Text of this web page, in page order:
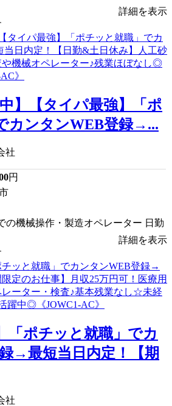
詳細を表示
中】【タイパ最強】「ポ
カンタンWEB登録→...
社
円
の機械操作・製造オペレーター 日勤
詳細を表示
「ポチッと就職」でカ
→最短当日内定！【期
社